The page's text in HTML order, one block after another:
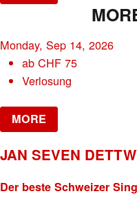
Monday, Sep 14, 2026
abCHF 75
Verlosung
MORE
JAN SEVEN
Der beste Schweizer